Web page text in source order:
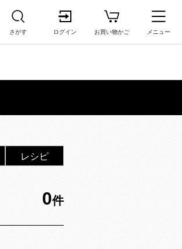
さがす ログイン お買い物かご メニュー
レシピ
0件